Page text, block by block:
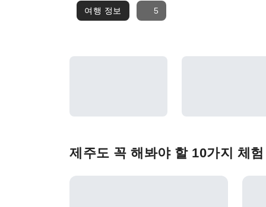
여행 정보 5
여행 정보
제주도 꼭 해봐야 할 10가지 체